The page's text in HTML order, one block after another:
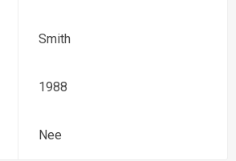
Smith
1988
Nee